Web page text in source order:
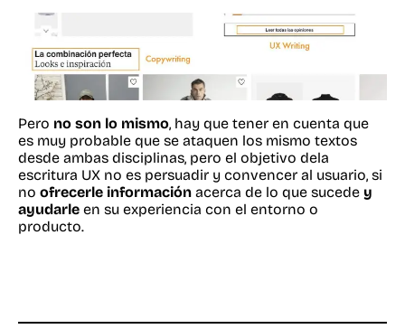
Pero no son lo mismo, hay que tener en cuenta que
es muy probable que se ataquen los mismo textos
desde ambas disciplinas, pero el objetivo dela
escritura UX no es persuadir y convencer al usuario, si
no ofrecerle información acerca de lo que sucede y
ayudarle en su experiencia con el entorno o
producto.